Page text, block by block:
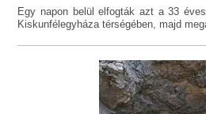
Egy napon belül elfogták azt a 33
Kiskunfélegyháza térségében, majd